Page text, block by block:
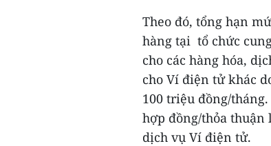
Theo đó, tổng hạn
hàng tại tổ chức
cho các hàng hóa,
cho Ví điện tử khác
100 triệu đồng/
hợp đồng/thỏa
dịch vụ Ví điện tử.